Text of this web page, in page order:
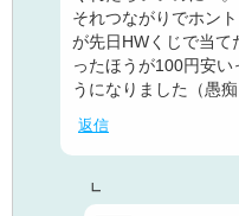
それつながりでホン
が先日HWくじで当て
ったほうが100円安
うになりました（愚痴
返信